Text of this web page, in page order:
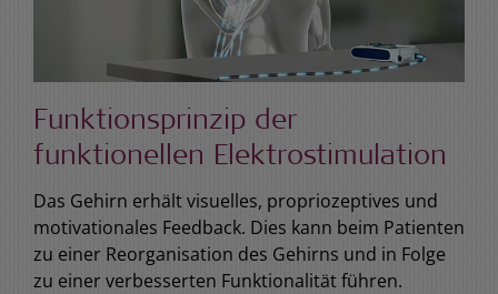
Funktionsprinzip der
funktionellen Elektrostimulation
Das Gehirn erhält visuelles, propriozeptives und
motivationales Feedback. Dies kann beim Patienten
zu einer Reorganisation des Gehirns und in Folge
zu einer verbesserten Funktionalität führen.